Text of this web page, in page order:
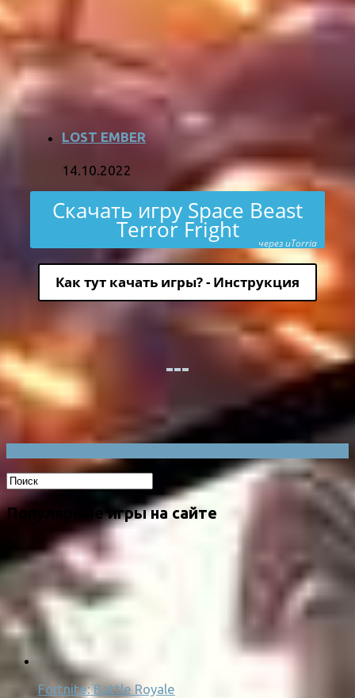
LOST EMBER
14.10.2022
Скачать игру Space Beast
Terror Fright через uTorria
Как тут качать игры? - Инструкция
Популярные игры на сайте
Fortnite: Battle Royale